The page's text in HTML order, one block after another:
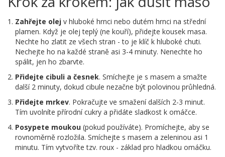
Zahřejte olej v hluboké hrnci nebo dutém hrnci na střední
plamen. Když je olej teplý (ne kouří), přidejte kousek masa.
Nechte ho zlatit ze všech stran - to je klíč k hluboké chuti.
Nechejte ho na každé straně asi 3-4 minuty. Nenechte ho
spálit, jen ho zbarvte.
Přidejte cibuli a česnek. Smíchejte je s masem a smažte
další 2 minuty, dokud cibule nezačne být polovinou průhledná.
Přidejte mrkev. Pokračujte ve smažení dalších 2-3 minut.
Tím uvolníte přírodní cukry a přidáte sladkost k omáčce.
Posypete moukou (pokud používáte). Promíchejte, aby se
rovnoměrně rozložila. Smíchejte s masem a zeleninou asi 1
minutu. Tím vytvoříte tzv. roux - základ pro hladkou omáčku.